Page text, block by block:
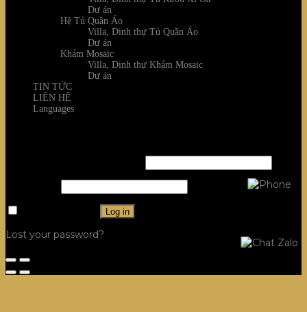
Dự án
Hệ Tủ Quần Áo
Villa, Dinh thự Tủ Quần Áo
Dự án
Khảm Mosaic
Villa, Dinh thự Khảm Mosaic
Dự án
TIN TỨC
LIÊN HỆ
Languages
Log in
Lost your password?